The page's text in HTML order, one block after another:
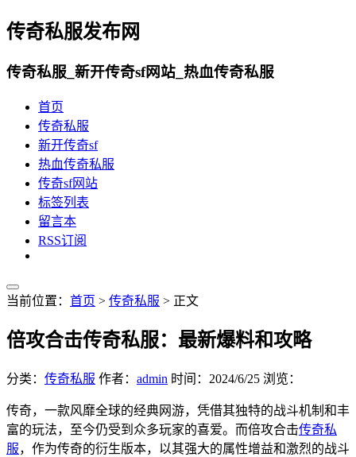
传奇私服发布网
传奇私服_新开传奇sf网站_热血传奇私服
首页
传奇私服
新开传奇sf
热血传奇私服
传奇sf网站
标签列表
留言本
RSS订阅
当前位置： 首页 > 传奇私服 > 正文
倍攻合击传奇私服：最新爆料和攻略
分类： 传奇私服 作者： admin 时间： 2024/6/25 浏览：
传奇，一款风靡全球的经典网游，凭借其独特的战斗机制和丰
富的玩法，至今仍受到众多玩家的喜爱。而倍攻合击传奇私
服，作为传奇的衍生版本，以其强大的属性增益和激烈的战斗